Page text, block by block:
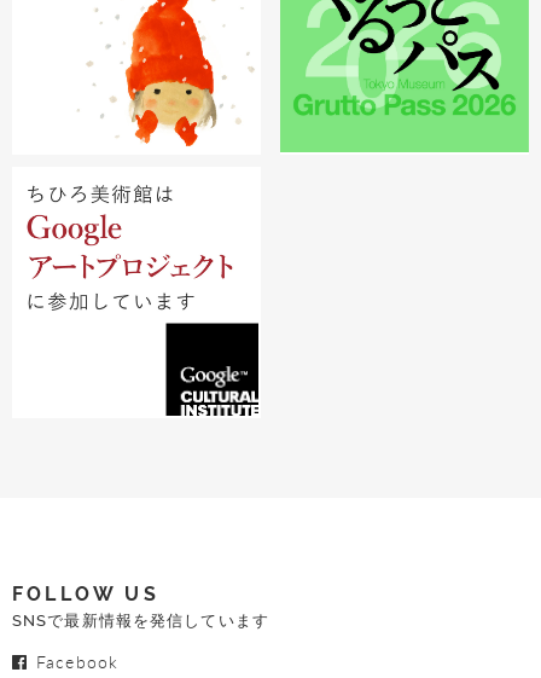
FOLLOW US
SNSで最新情報を発信しています
Facebook